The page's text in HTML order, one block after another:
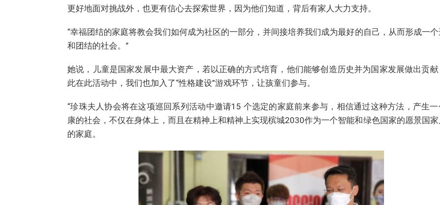
更好地面对挑战外，也更有信心去探索世界，因为他们知道，背后有家人大力支持。
“幸福团结的家庭将教会我们如何成为社区的一部分，并间接培养我们成为最好的自己，从而形成一
和团结的社会。”
她说，儿童是国家发展中最大资产，若以正确的方式培育，他们能够创造历史并为国家发展做出贡
此在此活动中，我们也加入了“性格建设”游戏环节，让孩童们参与。
“珍珠夫人协会将在这项巡回系列活动中邀请15 个选定的家庭前来参与，相信通过这种方法，产生
康的社会，不仅在身体上，而且在精神上和精神上实现槟城2030作为一个智能和绿色国家的愿景国
的家庭。